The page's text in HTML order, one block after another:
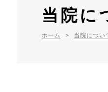
当院に
ホーム 当院につい